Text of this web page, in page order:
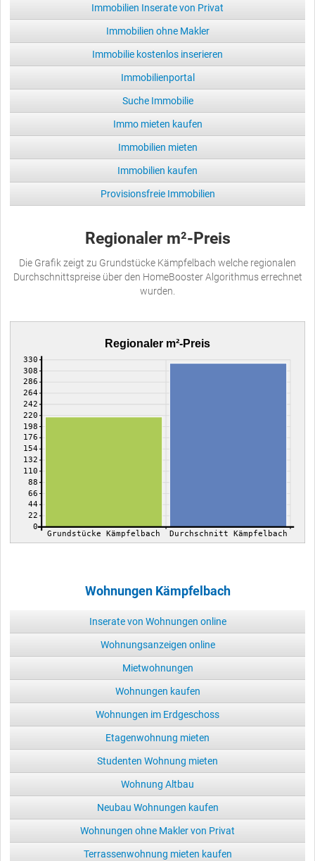
Immobilien Inserate von Privat
Immobilien ohne Makler
Immobilie kostenlos inserieren
Immobilienportal
Suche Immobilie
Immo mieten kaufen
Immobilien mieten
Immobilien kaufen
Provisionsfreie Immobilien
Regionaler m²-Preis
Die Grafik zeigt zu Grundstücke Kämpfelbach welche regionalen
Durchschnittspreise über den HomeBooster Algorithmus errechnet
wurden.
Regionaler m²-Preis
0
22
44
66
88
110
132
154
176
198
220
242
264
286
308
330
Grundstücke Kämpfelbach Durchschnitt Kämpfelbach
Wohnungen Kämpfelbach
Inserate von Wohnungen online
Wohnungsanzeigen online
Mietwohnungen
Wohnungen kaufen
Wohnungen im Erdgeschoss
Etagenwohnung mieten
Studenten Wohnung mieten
Wohnung Altbau
Neubau Wohnungen kaufen
Wohnungen ohne Makler von Privat
Terrassenwohnung mieten kaufen